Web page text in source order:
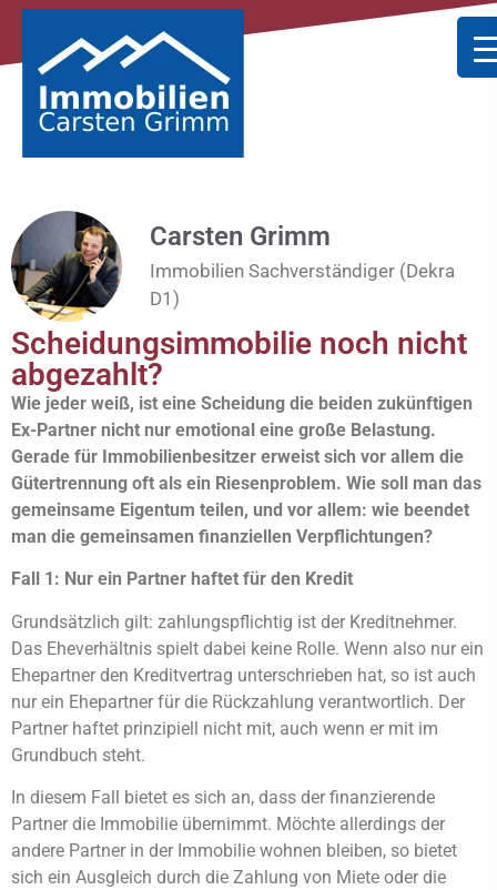
Carsten Grimm
Immobilien Sachverständiger (Dekra
D1)
Scheidungsimmobilie noch nicht
abgezahlt?
Wie jeder weiß, ist eine Scheidung die beiden zukünftigen
Ex-Partner nicht nur emotional eine große Belastung.
Gerade für Immobilienbesitzer erweist sich vor allem die
Gütertrennung oft als ein Riesenproblem. Wie soll man das
gemeinsame Eigentum teilen, und vor allem: wie beendet
man die gemeinsamen finanziellen Verpflichtungen?
Fall 1: Nur ein Partner haftet für den Kredit
Grundsätzlich gilt: zahlungspflichtig ist der Kreditnehmer.
Das Eheverhältnis spielt dabei keine Rolle. Wenn also nur ein
Ehepartner den Kreditvertrag unterschrieben hat, so ist auch
nur ein Ehepartner für die Rückzahlung verantwortlich. Der
Partner haftet prinzipiell nicht mit, auch wenn er mit im
Grundbuch steht.
In diesem Fall bietet es sich an, dass der finanzierende
Partner die Immobilie übernimmt. Möchte allerdings der
andere Partner in der Immobilie wohnen bleiben, so bietet
sich ein Ausgleich durch die Zahlung von Miete oder die